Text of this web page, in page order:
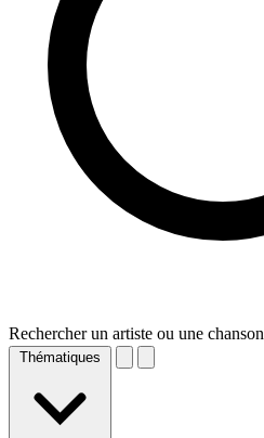
Rechercher un artiste ou une chanson
Thématiques